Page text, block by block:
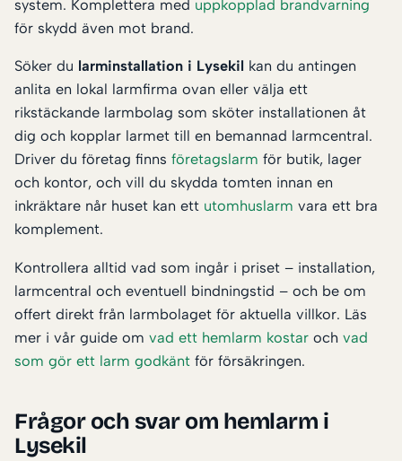
system. Komplettera med uppkopplad brandvarning
för skydd även mot brand.
Söker du larminstallation i Lysekil kan du antingen
anlita en lokal larmfirma ovan eller välja ett
rikstäckande larmbolag som sköter installationen åt
dig och kopplar larmet till en bemannad larmcentral.
Driver du företag finns företagslarm för butik, lager
och kontor, och vill du skydda tomten innan en
inkräktare når huset kan ett utomhuslarm vara ett bra
komplement.
Kontrollera alltid vad som ingår i priset – installation,
larmcentral och eventuell bindningstid – och be om
offert direkt från larmbolaget för aktuella villkor. Läs
mer i vår guide om vad ett hemlarm kostar och vad
som gör ett larm godkänt för försäkringen.
Frågor och svar om hemlarm i
Lysekil